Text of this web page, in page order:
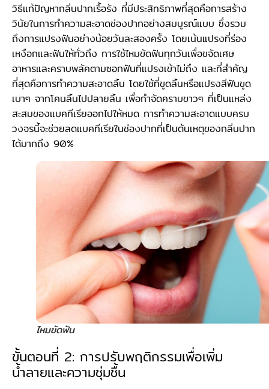
วิธีแก้ปัญหากลิ่นปากเรื้อรัง ที่มีประสิทธิภาพที่สุดคือการสร้าง
วินัยในการทำความสะอาดช่องปากอย่างสมบูรณ์แบบ ซึ่งรวม
ถึงการแปรงฟันอย่างน้อยวันละสองครั้ง โดยเน้นแปรงที่ร่อง
เหงือกและฟันให้ทั่วถึง การใช้ไหมขัดฟันทุกวันเพื่อขจัดเศษ
อาหารและคราบพลัคตามซอกฟันที่แปรงเข้าไม่ถึง และที่สำคัญ
ที่สุดคือการทำความสะอาดลิ้น โดยใช้ที่ขูดลิ้นหรือแปรงสีฟันขูด
เบาๆ จากโคนลิ้นไปปลายลิ้น เพื่อกำจัดคราบขาวๆ ที่เป็นแหล่ง
สะสมของแบคทีเรียออกไปให้หมด การทำความสะอาดแบบครบ
วงจรนี้จะช่วยลดแบคทีเรียในช่องปากที่เป็นต้นเหตุของกลิ่นปาก
ได้มากถึง 90%
ไหมขัดฟัน
ขั้นตอนที่ 2: การปรับพฤติกรรมเพื่อเพิ่ม
น้ำลายและความชุ่มชื้น